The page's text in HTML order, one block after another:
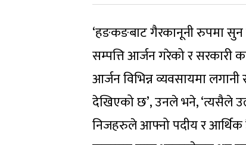
‘हङकङबाट गैरकानूनी रुपमा सुन
सम्पत्ति आर्जन गरेको र सरकारी
आर्जन विभिन्न व्यवसायमा
देखिएको छ’, उनले भने, ‘त्यसैले
निजहरुले आफ्नो पदीय र आर्थिक